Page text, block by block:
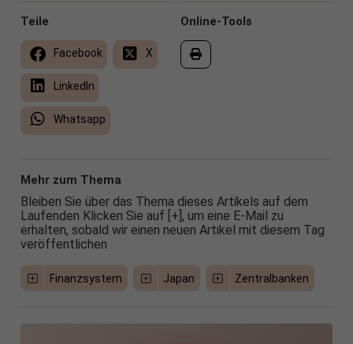
Online-Tools
Teile
Facebook X
LinkedIn
Whatsapp
Mehr zum Thema
Bleiben Sie über das Thema dieses Artikels auf dem
Laufenden Klicken Sie auf [+], um eine E-Mail zu
erhalten, sobald wir einen neuen Artikel mit diesem Tag
veröffentlichen
Finanzsystem Japan Zentralbanken